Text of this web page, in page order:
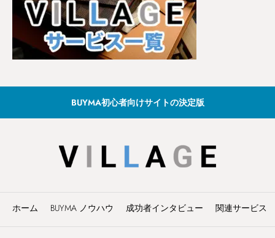
BUYMA初心者向けサイトの決定版
ホーム BUYMA ノウハウ 成功者インタビュー 関連サービス